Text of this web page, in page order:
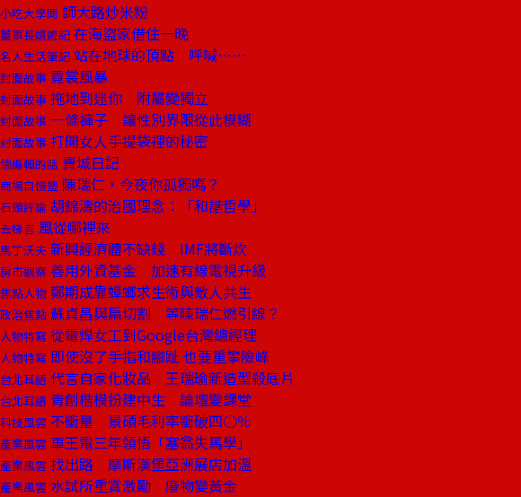
小吃大學問 師大路炒米粉
董事長嬉遊記 在海盜家借住一晚
名人生活筆記 站在地球的頂點 呼喊……
封面故事 霓裳風暴
封面故事 拖地到迷你 附屬變獨立
封面故事 一條褲子 讓性別界限從此模糊
封面故事 打開女人手提袋裡的秘密
總編輯的話 費城日記
商場自慢塾 陳瑞仁，今夜你孤獨嗎？
石頭評論 胡錦濤的治國理念：「和諧哲學」
去梯言 風從哪裡來
馬丁沃夫 新興經濟體不缺錢 IMF將斷炊
房市觀察 善用外資基金 加速有線電視升級
焦點人物 鄭期成靠蟑螂求生術與敵人共生
政治焦點 蘇貞昌與扁切割 等陳瑞仁燃引線？
人物特寫 從電焊女工到Google台灣總經理
人物特寫 即使沒了手指和腳趾 也要重攀險峰
台北耳語 代言自家化妝品 王瑞瑜新造型殺底片
台北耳語 青創楷模扮建中生 論壇變課堂
科技風雲 不衝量 景碩毛利率衝破四○％
產業風雲 車王電三年領悟「塞翁失馬學」
產業風雲 找出路 摩斯漢堡亞洲展店加溫
產業風雲 水試所重賞激勵 廢物變黃金